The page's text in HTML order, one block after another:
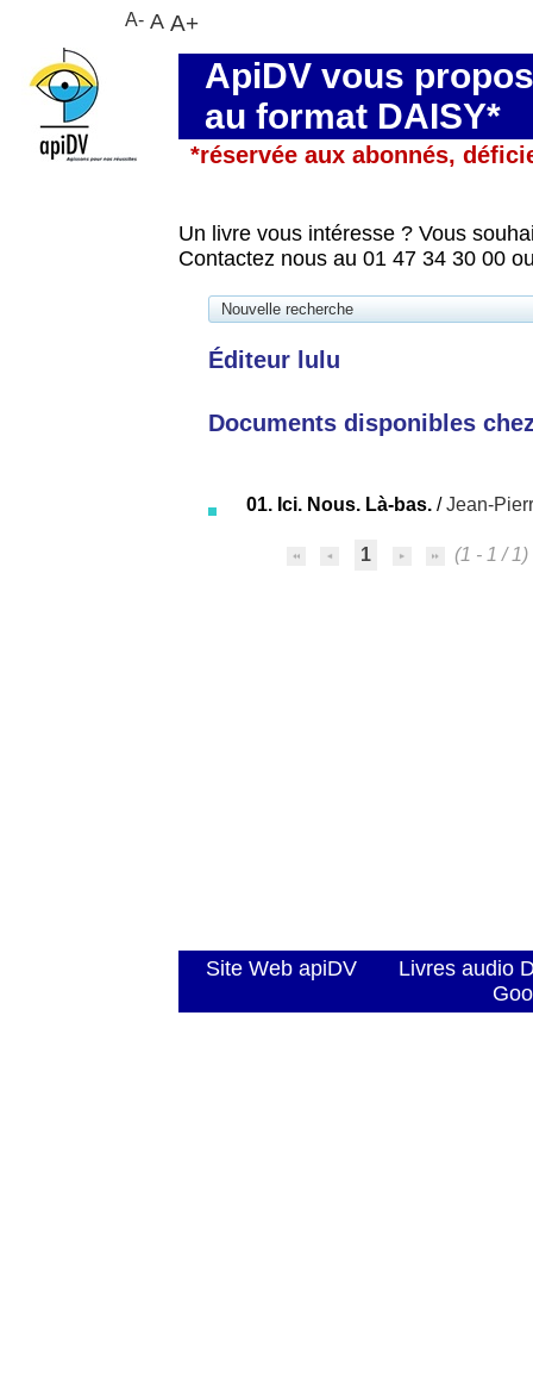
ApiDV vous
au format DAISY*
*réservée aux abonnés,
Un livre vous intéresse ? Vous
Contactez nous au 01 47 34 30 00
Nouvelle recherche
Éditeur lulu
Documents disponibles
01. Ici. Nous. Là-bas. /Jean-
1 (1 - 1 / 1)
Site Web apiDV
Livres audio
A- A A+